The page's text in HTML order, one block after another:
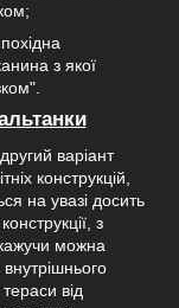
з якої
варіант
конструкцій,
на увазі досить
з
можна
внутрішнього
від